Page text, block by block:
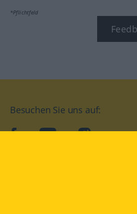
*Pflichtfeld
Besuchen Sie uns auf:
facebookYouTube Instagram